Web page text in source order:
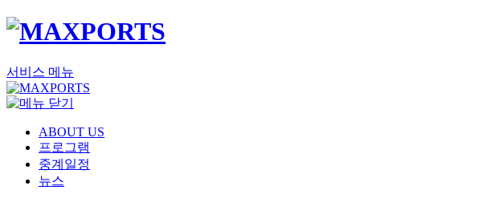
서비스 메뉴
ABOUT US
프로그램
중계일정
뉴스